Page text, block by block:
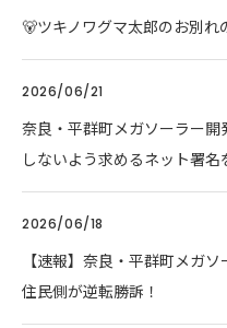
🐻ツキノワグマ太郎のお別れ
2026/06/21
奈良・平群町メガソーラー
しないよう求めるネット署名
2026/06/18
【速報】奈良・平群町メガ
住民側が逆転勝訴！